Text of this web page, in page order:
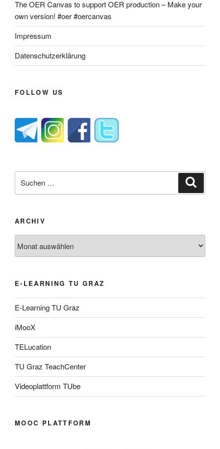
The OER Canvas to support OER production – Make your
own version! #oer #oercanvas
Impressum
Datenschutzerklärung
FOLLOW US
nach:
ARCHIV
E-LEARNING TU GRAZ
E-Learning TU Graz
iMooX
TELucation
TU Graz TeachCenter
Videoplattform TUbe
MOOC PLATTFORM